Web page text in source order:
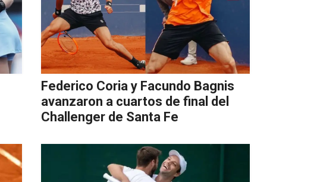
Federico Coria y Facundo Bagnis
avanzaron a cuartos de final del
Challenger de Santa Fe